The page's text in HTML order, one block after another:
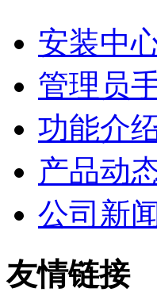
安装中
管理员
功能介
产品动
公司新
友情链接